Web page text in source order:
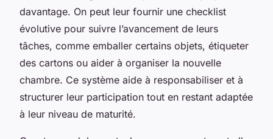
davantage. On peut leur fournir une checklist
évolutive pour suivre l’avancement de leurs
tâches, comme emballer certains objets, étiqueter
des cartons ou aider à organiser la nouvelle
chambre. Ce système aide à responsabiliser et à
structurer leur participation tout en restant adaptée
à leur niveau de maturité.